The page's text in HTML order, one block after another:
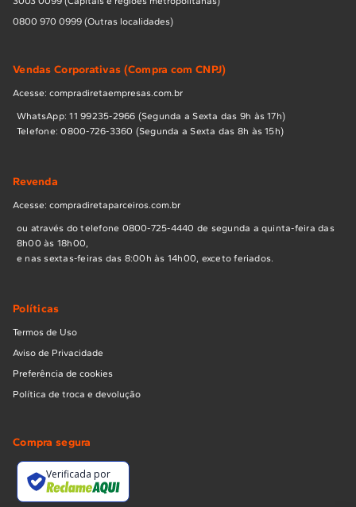
0800 970 0999 (Outras localidades)
Vendas Corporativas (Compra com CNPJ)
Acesse: compradiretaempresas.com.br
WhatsApp: 11 99235-2966 (Segunda a Sexta das 9h às 17h)
Telefone: 0800-726-3360 (Segunda a Sexta das 8h às 15h)
Revenda
Acesse: compradiretaparceiros.com.br
ou através do telefone 0800-725-4440 de segunda a quinta-feira das
8h00 às 18h00,
e nas sextas-feiras das 8:00h às 14h00, exceto feriados.
Políticas
Termos de Uso
Aviso de Privacidade
Preferência de cookies
Política de troca e devolução
Compra segura
Verificada por